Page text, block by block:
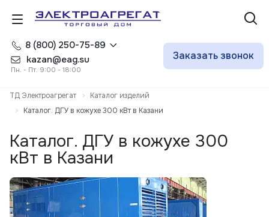
8 (800) 250-75-89
kazan@eag.su
Пн. - Пт. 9:00 - 18:00
Заказать звонок
ТД Электроагрегат
Каталог изделий
Каталог. ДГУ в кожухе 300 кВт в Казани
Каталог. ДГУ в кожухе 300
кВт в Казани